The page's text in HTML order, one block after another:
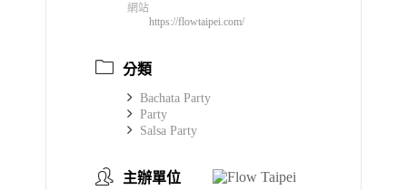
網站
https://flowtaipei.com/
分類
Bachata Party
Party
Salsa Party
主辦單位